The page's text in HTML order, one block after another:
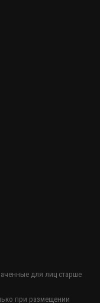
для лиц старше
при размещении